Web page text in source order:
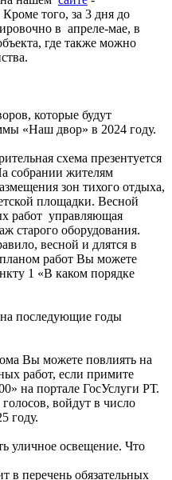
того, за 3 дня до
в апреле-мае, в
где также можно
которые будут
«Наш двор» в 2024 году.
схема презентуется
собрании жителям
зон тихого отдыха,
площадки. Весной
работ управляющая
старого оборудования.
весной и длятся в
работ Вы можете
1 «В каком порядке
последующие годы
Вы можете повлиять на
работ, если примите
на портале ГосУслуги РТ.
войдут в число
году.
уличное освещение. Что
в перечень обязательных